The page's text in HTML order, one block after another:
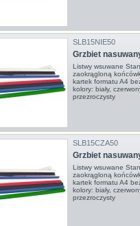
SLB15NIE50
Grzbiet
Listwy wsuwane
zaokrągloną
kartek formatu A4
kolory: biały,
przezroczysty
SLB15CZA50
Grzbiet
Listwy wsuwane
zaokrągloną
kartek formatu A4
kolory: biały,
przezroczysty